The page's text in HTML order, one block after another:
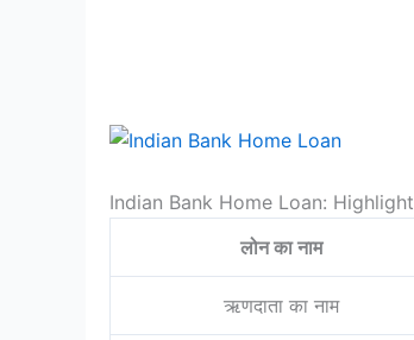
Indian Bank Home Loan: Highlight
लोन का नाम
ऋणदाता का नाम